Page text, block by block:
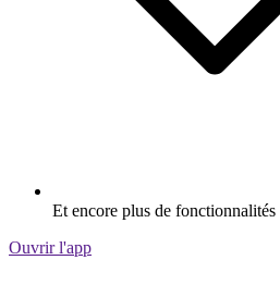
Et encore plus de fonctionnalités
Ouvrir l'app